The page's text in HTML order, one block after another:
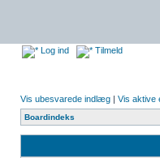
Log ind Tilmeld
Vis ubesvarede indlæg | Vis aktive
Boardindeks